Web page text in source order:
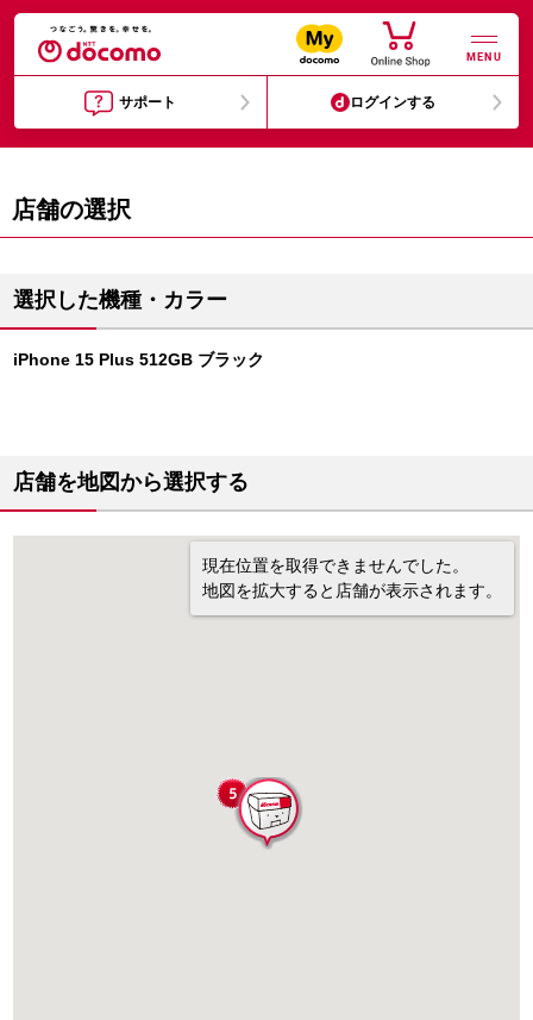
MENU
サポート ログインする
店舗の選択
選択した機種・カラー
iPhone 15 Plus 512GB ブラック
店舗を地図から選択する
現在位置を取得できませんでした。
地図を拡大すると店舗が表示されます。